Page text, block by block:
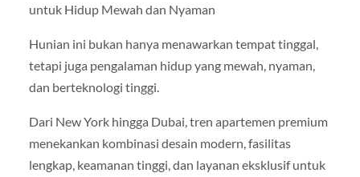
untuk Hidup Mewah dan Nyaman
Hunian ini bukan hanya menawarkan tempat tinggal,
tetapi juga pengalaman hidup yang mewah, nyaman,
dan berteknologi tinggi.
Dari New York hingga Dubai, tren apartemen premium
menekankan kombinasi desain modern, fasilitas
lengkap, keamanan tinggi, dan layanan eksklusif untuk